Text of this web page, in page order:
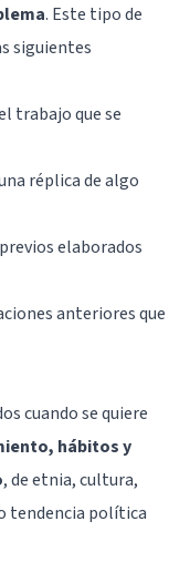
. Este tipo de
siguientes
trabajo que se
réplica de algo
elaborados
anteriores que
cuando se quiere
hábitos y
, de etnia, cultura,
tendencia política